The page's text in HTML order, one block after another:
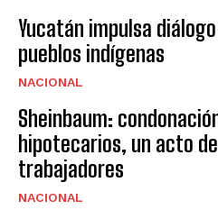
Yucatán impulsa
pueblos indígenas
NACIONAL
Sheinbaum:
hipotecarios, un acto
trabajadores
NACIONAL